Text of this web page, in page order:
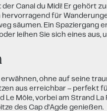
der Canal du Midi! Er
hervorragend für
säumen. Ein
leihen Sie sich eines
ohne auf seine
aus erreichbar – perfekt
Môle, vorbei am Strand
des Cap d’Agde genießen.